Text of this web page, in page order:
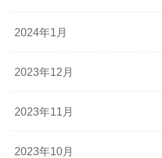
2024年1月
2023年12月
2023年11月
2023年10月